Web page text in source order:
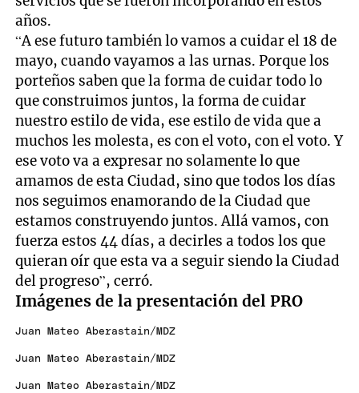
años.
“A ese futuro también lo vamos a cuidar el 18 de
mayo, cuando vayamos a las urnas. Porque los
porteños saben que la forma de cuidar todo lo
que construimos juntos, la forma de cuidar
nuestro estilo de vida, ese estilo de vida que a
muchos les molesta, es con el voto, con el voto. Y
ese voto va a expresar no solamente lo que
amamos de esta Ciudad, sino que todos los días
nos seguimos enamorando de la Ciudad que
estamos construyendo juntos. Allá vamos, con
fuerza estos 44 días, a decirles a todos los que
quieran oír que esta va a seguir siendo la Ciudad
del progreso”, cerró.
Imágenes de la presentación del PRO
Juan Mateo Aberastain/MDZ
Juan Mateo Aberastain/MDZ
Juan Mateo Aberastain/MDZ